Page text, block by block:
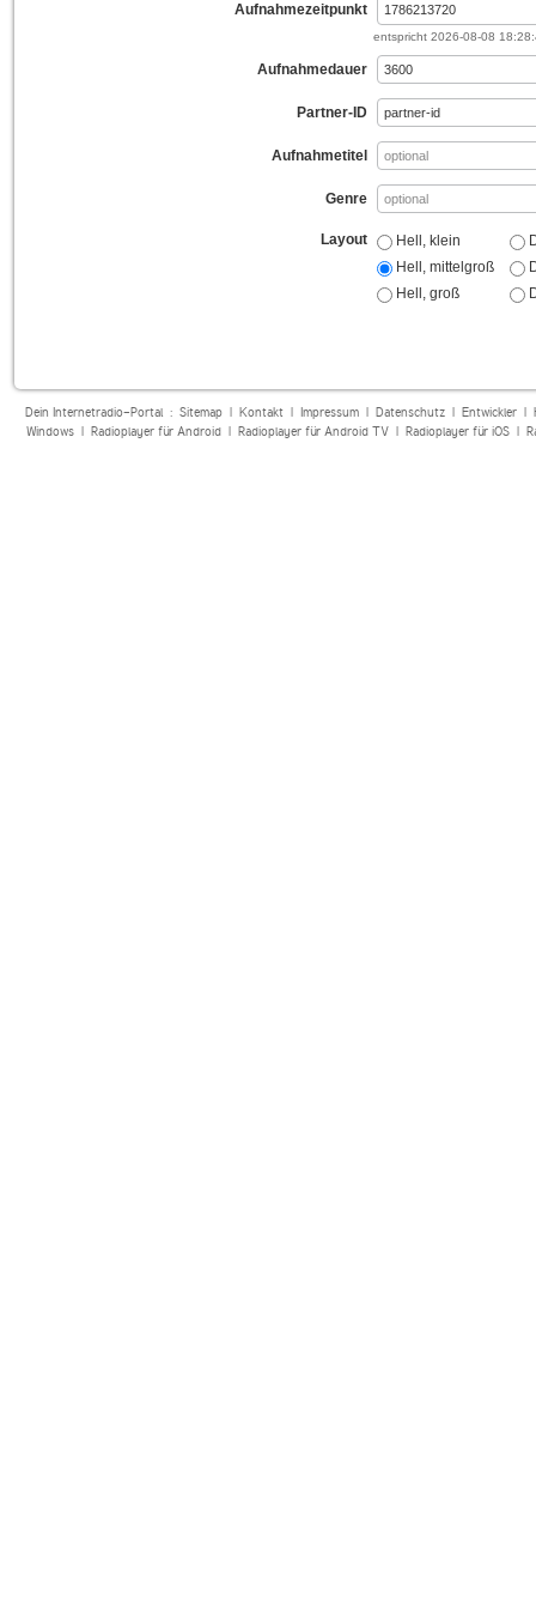
Aufnahmezeitpunkt
entspricht 2026-08-08
Aufnahmedauer
Partner-ID
Aufnahmetitel
Genre
Layout
Hell, klein
Hell, mittelgroß
Hell, groß
Dein Internetradio-Portal : Sitemap| Kontakt| Impressum| Datenschutz| Entwickler|
Windows| Radioplayer für Android| Radioplayer für Android TV| Radioplayer für iOS|